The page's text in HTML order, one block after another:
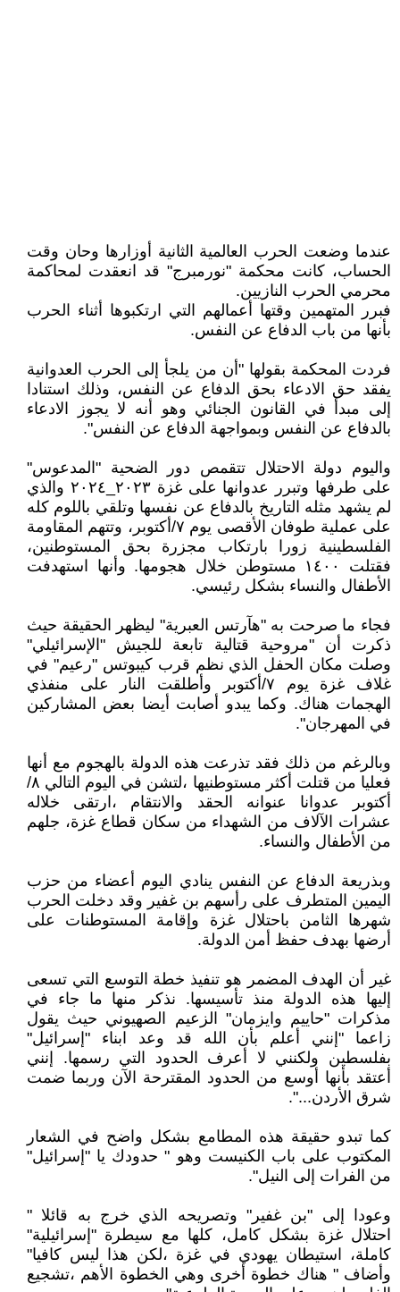
عندما وضعت الحرب العالمية الثانية أوزارها وحان وقت
الحساب، كانت محكمة "نورمبرج" قد انعقدت لمحاكمة
محرمي الحرب النازيين.
فبرر المتهمين وقتها أعمالهم التي ارتكبوها أثناء الحرب
بأنها من باب الدفاع عن النفس.
فردت المحكمة بقولها "أن من يلجأ إلى الحرب العدوانية
يفقد حق الادعاء بحق الدفاع عن النفس، وذلك استنادا
إلى مبدأ في القانون الجنائي وهو أنه لا يجوز الادعاء
بالدفاع عن النفس وبمواجهة الدفاع عن النفس".
واليوم دولة الاحتلال تتقمص دور الضحية "المدعوس"
على طرفها وتبرر عدوانها على غزة ٢٠٢٣_٢٠٢٤ والذي
لم يشهد مثله التاريخ بالدفاع عن نفسها وتلقي باللوم كله
على عملية طوفان الأقصى يوم ٧/أكتوبر، وتتهم المقاومة
الفلسطينية زورا بارتكاب مجزرة بحق المستوطنين،
فقتلت ١٤٠٠ مستوطن خلال هجومها. وأنها استهدفت
الأطفال والنساء بشكل رئيسي.
فجاء ما صرحت به "هآرتس العبرية" ليظهر الحقيقة حيث
ذكرت أن "مروحية قتالية تابعة للجيش "الإسرائيلي"
وصلت مكان الحفل الذي نظم قرب كيبوتس "رعيم" في
غلاف غزة يوم ٧/أكتوبر وأطلقت النار على منفذي
الهجمات هناك. وكما يبدو أصابت أيضا بعض المشاركين
في المهرجان".
وبالرغم من ذلك فقد تذرعت هذه الدولة بالهجوم مع أنها
فعليا من قتلت أكثر مستوطنيها ،لتشن في اليوم التالي ٨/
أكتوبر عدوانا عنوانه الحقد والانتقام ،ارتقى خلاله
عشرات الآلاف من الشهداء من سكان قطاع غزة، جلهم
من الأطفال والنساء.
وبذريعة الدفاع عن النفس ينادي اليوم أعضاء من حزب
اليمين المتطرف على رأسهم بن غفير وقد دخلت الحرب
شهرها الثامن باحتلال غزة وإقامة المستوطنات على
أرضها بهدف حفظ أمن الدولة.
غير أن الهدف المضمر هو تنفيذ خطة التوسع التي تسعى
إليها هذه الدولة منذ تأسيسها. نذكر منها ما جاء في
مذكرات "حاييم وايزمان" الزعيم الصهيوني حيث يقول
زاعما "إنني أعلم بأن الله قد وعد ابناء "إسرائيل"
بفلسطين ولكنني لا أعرف الحدود التي رسمها. إنني
أعتقد بأنها أوسع من الحدود المقترحة الآن وربما ضمت
شرق الأردن...".
كما تبدو حقيقة هذه المطامع بشكل واضح في الشعار
المكتوب على باب الكنيست وهو " حدودك يا "إسرائيل"
من الفرات إلى النيل".
وعودا إلى "بن غفير" وتصريحه الذي خرج به قائلا "
احتلال غزة بشكل كامل، كلها مع سيطرة "إسرائيلية"
كاملة، استيطان يهودي في غزة ،لكن هذا ليس كافيا"
وأضاف " هناك خطوة أخرى وهي الخطوة الأهم ،تشجيع